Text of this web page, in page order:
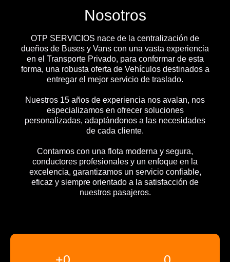
Nosotros
OTP SERVICIOS nace de la centralización de
dueños de Buses y Vans con una vasta experiencia
en el Transporte Privado, para conformar de esta
forma, una robusta oferta de Vehículos destinados a
entregar el mejor servicio de traslado.
Nuestros 15 años de experiencia nos avalan, nos
especializamos en ofrecer soluciones
personalizadas, adaptándonos a las necesidades
de cada cliente.
Contamos con una flota moderna y segura,
conductores profesionales y un enfoque en la
excelencia, garantizamos un servicio confiable,
eficaz y siempre orientado a la satisfacción de
nuestros pasajeros.